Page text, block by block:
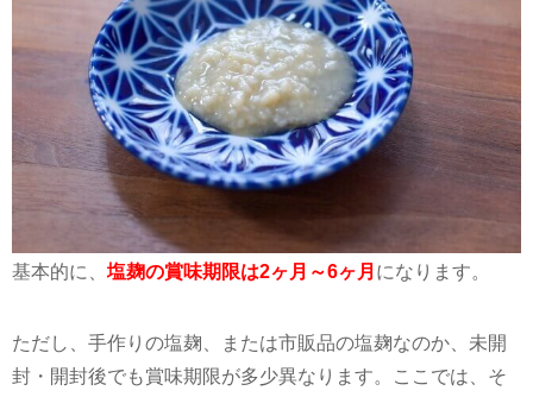
基本的に、 塩麹の賞味期限は2ヶ月～6ヶ月 になります。
ただし、手作りの塩麹、または市販品の塩麹なのか、未開
封・開封後でも賞味期限が多少異なります。ここでは、そ